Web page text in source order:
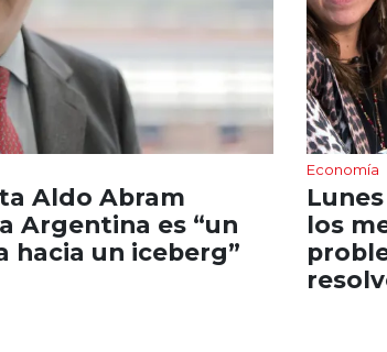
Aldo Abram
Argentina es “un
hacia un iceberg”
Economía
los